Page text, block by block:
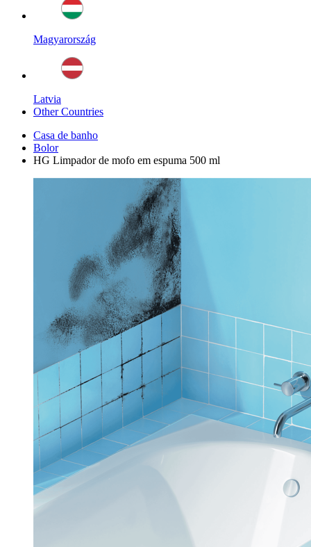
Magyarország
Latvia
Other Countries
Casa de banho
Bolor
HG Limpador de mofo em espuma 500 ml